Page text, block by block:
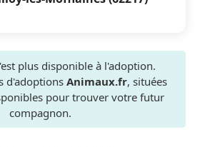
plus disponible à l'adoption.
d'adoptions Animaux.fr, situées
pour trouver votre futur
compagnon.